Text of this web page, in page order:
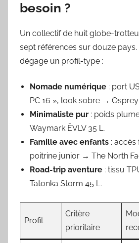
besoin ?
Un collectif de huit globe-
sept références sur douze
dégage un profil-type :
Nomade numérique : port
PC 16 », look sobre →
Minimaliste pur : poids
Waymark ĒVLV 35 L.
Famille avec enfants : accès
poitrine junior → The North
Road-trip aventure : tissu
Tatonka Storm 45 L.
Profil
Critère
prioritaire